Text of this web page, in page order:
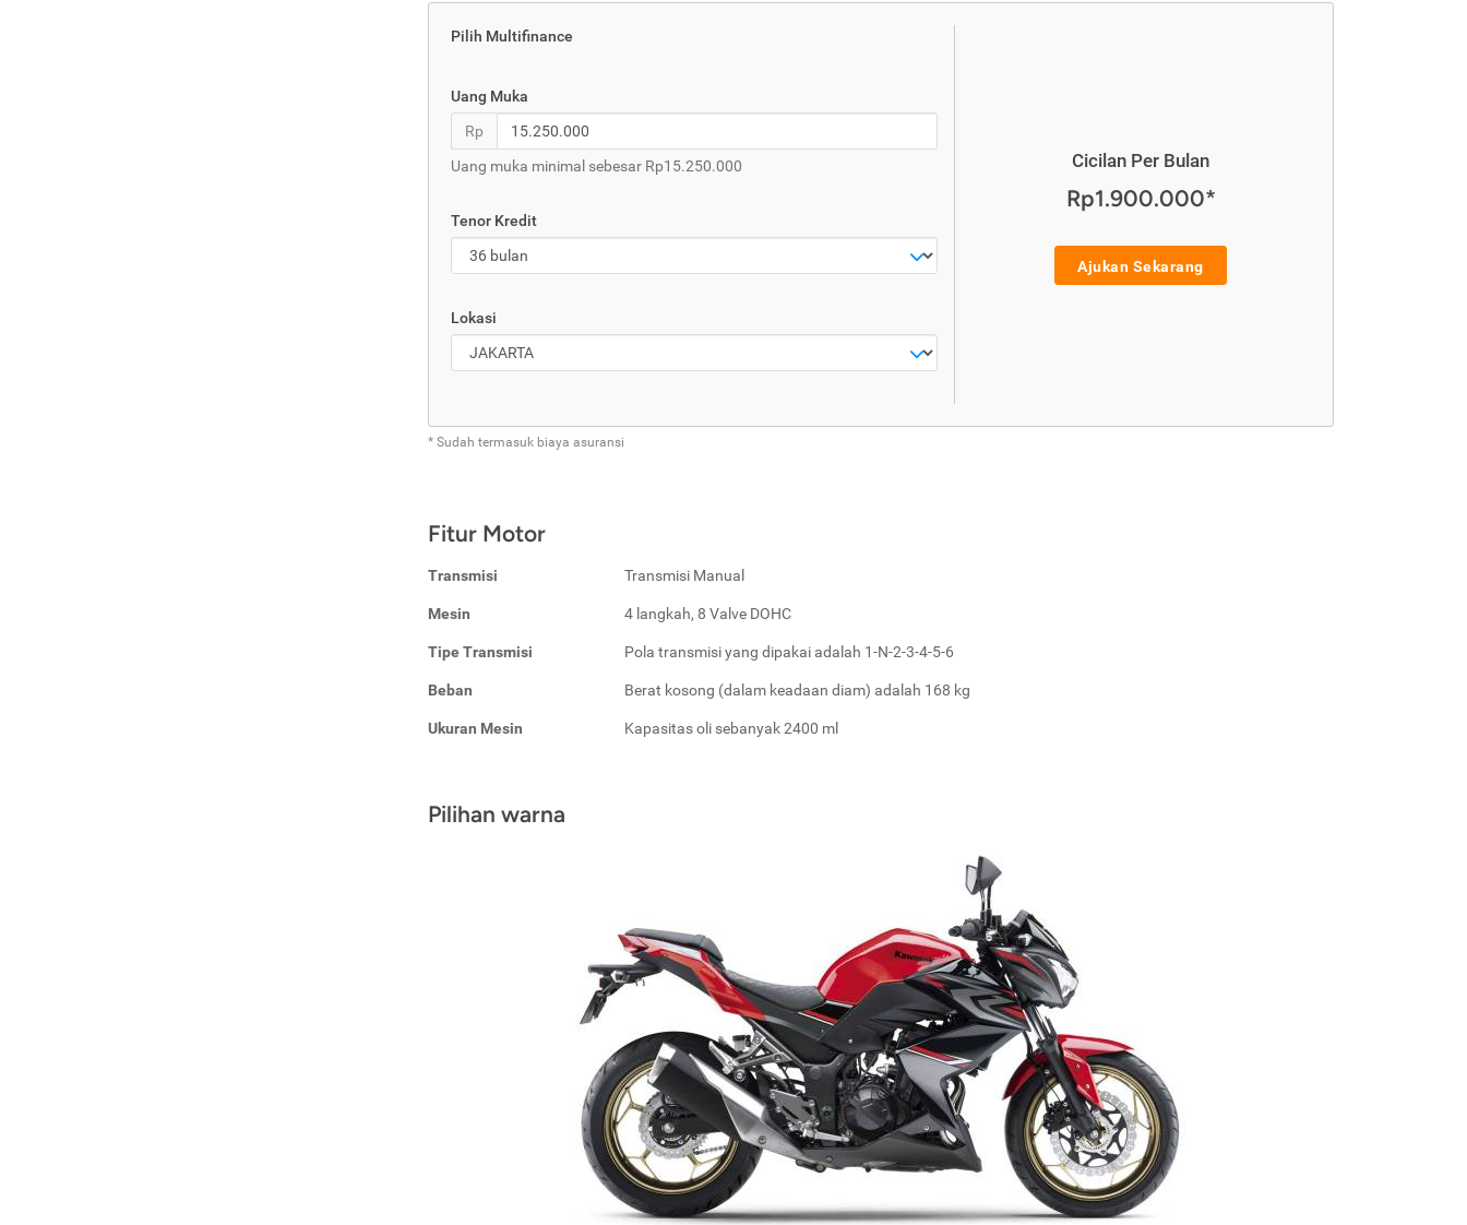
Pilih Multifinance
Uang Muka
Rp
Uang muka minimal sebesar Rp15.250.000
Tenor Kredit
Lokasi
Cicilan Per Bulan
Rp1.900.000*
Ajukan Sekarang
* Sudah termasuk biaya asuransi
Fitur Motor
Transmisi Transmisi Manual
Mesin 4 langkah, 8 Valve DOHC
Tipe Transmisi Pola transmisi yang dipakai adalah 1-N-2-3-4-5-6
Beban Berat kosong (dalam keadaan diam) adalah 168 kg
Ukuran Mesin Kapasitas oli sebanyak 2400 ml
Pilihan warna